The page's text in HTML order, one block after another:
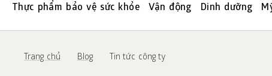
Thực phẩm bảo vệ sức khỏe Vận động Dinh dưỡng
Trang chủ Blog Tin tức công ty